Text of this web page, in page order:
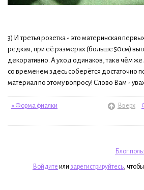
3) И третья розетка - это материнская
редкая, при её размерах (больше 50см)
декоративно. А уход одинаков, так в чём
со временем здесь соберётся достаточно
материал по этому вопросу! Слово Вам -
« Форма фиалки Вверх
Блог
Войдите или зарегистрируйтесь,